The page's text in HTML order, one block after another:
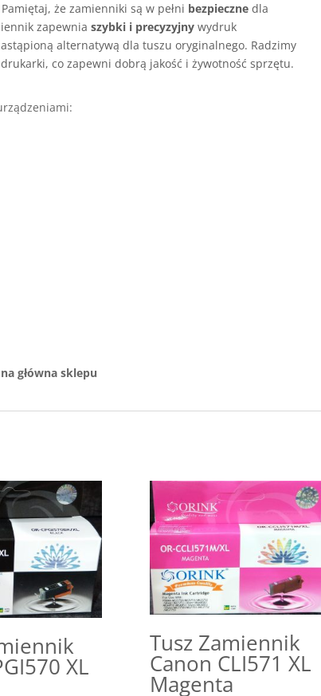
że zamienniki są w pełni bezpieczne dla
zapewniaszybki i precyzyjny wydruk
alternatywą dla tuszu oryginalnego. Radzimy
co zapewni dobrą jakość i żywotność sprzętu.
główna sklepu
XL
Tusz Zamiennik
Canon CLI571 XL
Magenta